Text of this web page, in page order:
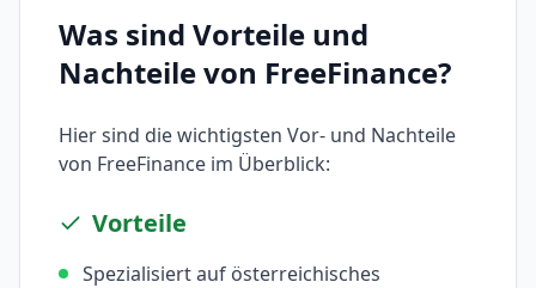
Was sind Vorteile und
Nachteile von FreeFinance?
Hier sind die wichtigsten Vor- und Nachteile
von FreeFinance im Überblick:
Vorteile
Spezialisiert auf österreichisches